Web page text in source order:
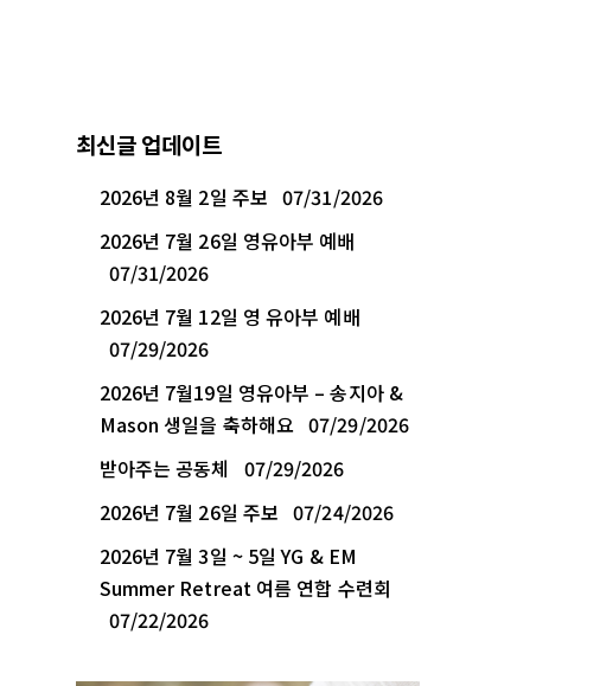
최신글 업데이트
2026년 8월 2일 주보 07/31/2026
2026년 7월 26일 영유아부 예배
07/31/2026
2026년 7월 12일 영 유아부 예배
07/29/2026
2026년 7월19일 영유아부 – 송지아 &
Mason 생일을 축하해요 07/29/2026
받아주는 공동체
07/29/2026
2026년 7월 26일 주보 07/24/2026
2026년 7월 3일 ~ 5일 YG & EM
Summer Retreat 여름 연합 수련회
07/22/2026